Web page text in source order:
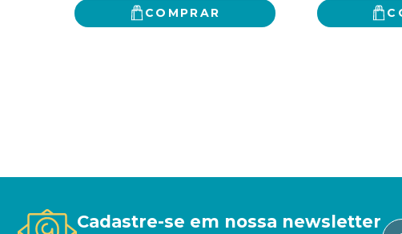
COMPRAR
Cadastre-se em nossa newsletter